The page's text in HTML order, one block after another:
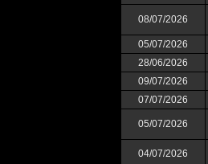
08/07/2026
05/07/2026
28/06/2026
09/07/2026
07/07/2026
05/07/2026
04/07/2026